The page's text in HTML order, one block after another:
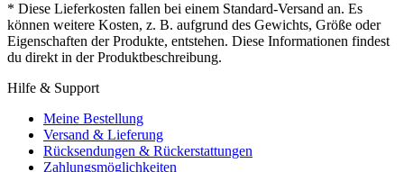
* Diese Lieferkosten fallen bei einem Standard-Versand an. Es
können weitere Kosten, z. B. aufgrund des Gewichts, Größe oder
Eigenschaften der Produkte, entstehen. Diese Informationen findest
du direkt in der Produktbeschreibung.
Hilfe & Support
Meine Bestellung
Versand & Lieferung
Rücksendungen & Rückerstattungen
Zahlungsmöglichkeiten